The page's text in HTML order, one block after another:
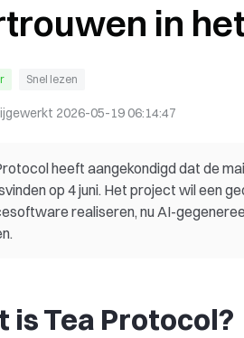
in
Snel lezen
2026-05-19 06:14:47
heeft aangekondigd dat de
op 4 juni. Het project wil een
realiseren, nu AI-
is Tea Protocol?